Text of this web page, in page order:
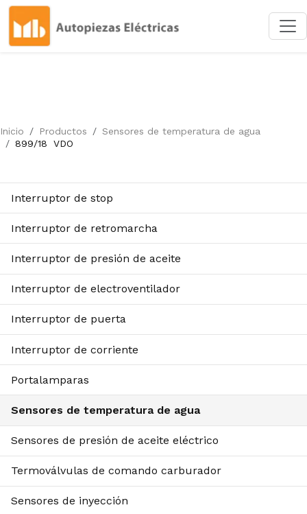
Inicio Productos
Sensores de temperatura de agua
899/18
VDO
Interruptor de stop
Interruptor de retromarcha
Interruptor de presión de aceite
Interruptor de electroventilador
Interruptor de puerta
Interruptor de corriente
Portalamparas
Sensores de temperatura de agua
Sensores de presión de aceite eléctrico
Termoválvulas de comando carburador
Sensores de inyección